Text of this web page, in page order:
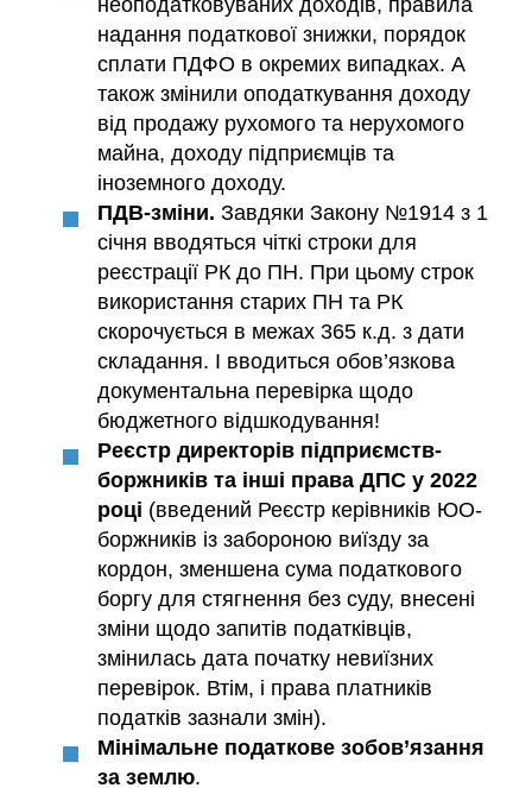
надання податкової знижки, порядок
сплати ПДФО в окремих випадках. А
також змінили оподаткування доходу
від продажу рухомого та нерухомого
майна, доходу підприємців та
іноземного доходу.
ПДВ-зміни.Завдяки Закону №1914 з 1
січня вводяться чіткі строки для
реєстрації РК до ПН. При цьому строк
використання старих ПН та РК
скорочується в межах 365 к.д. з дати
складання. І вводиться обов’язкова
документальна перевірка щодо
бюджетного відшкодування!
Реєстр директорів підприємств-
боржників та інші права ДПС у 2022
році (введений Реєстр керівників ЮО-
боржників із забороною виїзду за
кордон, зменшена сума податкового
боргу для стягнення без суду, внесені
зміни щодо запитів податківців,
змінилась дата початку невиїзних
перевірок. Втім, і права платників
податків зазнали змін).
Мінімальне податкове зобов’язання
за землю.